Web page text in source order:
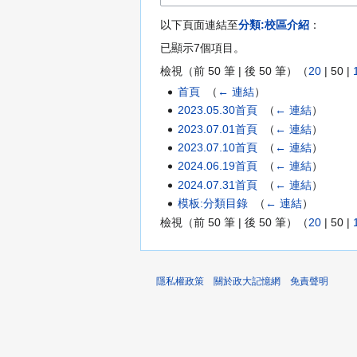
以下頁面連結至分類:校區介紹 ：
已顯示7個項目。
檢視（前 50 筆 | 後 50 筆）（20 | 50 |
首頁
（ ← 連結）
2023.05.30首頁
（ ← 連結）
2023.07.01首頁
（ ← 連結）
2023.07.10首頁
（ ← 連結）
2024.06.19首頁
（ ← 連結）
2024.07.31首頁
（ ← 連結）
模板:分類目錄
（ ← 連結）
檢視（前 50 筆 | 後 50 筆）（20 | 50 |
隱私權政策 關於政大記憶網 免責聲明